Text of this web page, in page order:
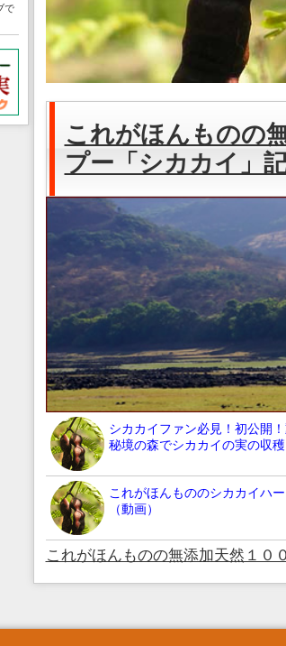
これがほんものの
プー「シカカイ」
シカカイファン必見！初公開
秘境の森でシカカイの実の収穫
これがほんもののシカカイハ
（動画）
これがほんものの無添加天然１０
で